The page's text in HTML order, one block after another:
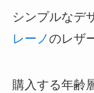
シンプルなデ
レーノのレザ
購入する年齢